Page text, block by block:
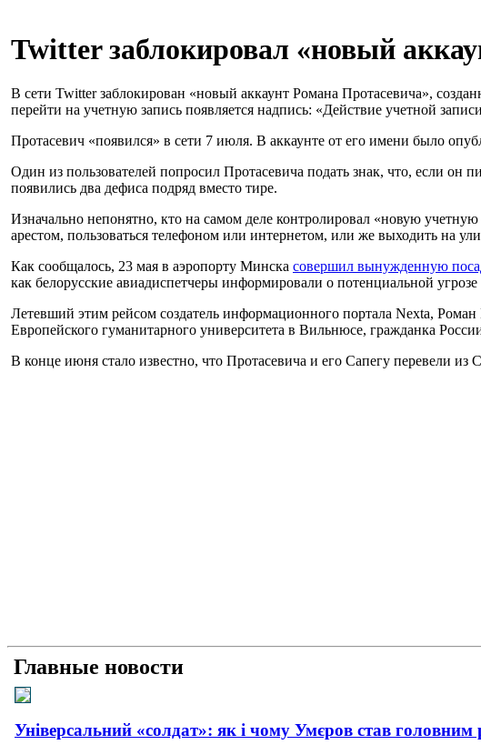
Twitter заблокировал «новый
В сети Twitter заблокирован «новый аккаунт Романа Протасевича»,
перейти на учетную запись появляется надпись: «Действие учетной
Протасевич «появился» в сети 7 июля. В аккаунте от его имени было
Один из пользователей попросил Протасевича подать знак, что, если он
появились два дефиса подряд вместо тире.
Изначально непонятно, кто на самом деле контролировал «новую
арестом, пользоваться телефоном или интернетом, или же выходить на
Как сообщалось, 23 мая в аэропорту Минска совершил вынужденную
как белорусские авиадиспетчеры информировали о потенциальной
Летевший этим рейсом создатель информационного портала Nexta,
Европейского гуманитарного университета в Вильнюсе, гражданка
В конце июня стало известно, что Протасевича и его Сапегу перевели
Главные новости
Універсальний «солдат»: як і чому Умєров став головним